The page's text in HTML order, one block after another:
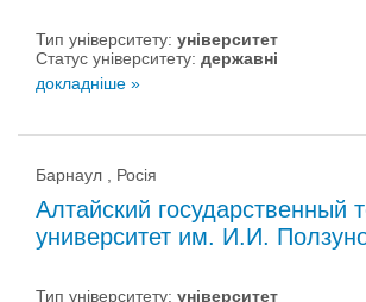
Тип університету: університет
Статус університету: державні
докладніше »
Барнаул , Росія
Алтайский государственный
университет им. И.И.
Тип університету: університет